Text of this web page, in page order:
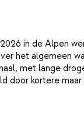
in de Alpen
het algemeen
met lange
door kortere